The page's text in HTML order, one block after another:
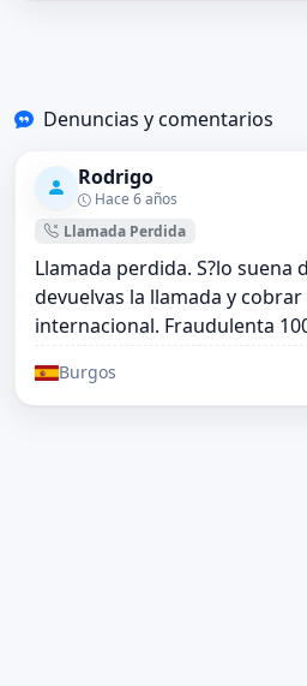
Denuncias y comentarios
Rodrigo
Hace 6 años
Llamada Perdida
Llamada perdida. S?lo suena
devuelvas la llamada y
internacional. Fraudulenta
Burgos